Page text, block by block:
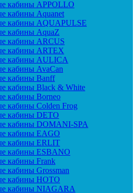
кабины APPOLLO
кабины Aquanet
кабины AQUAPULSE
кабины AquaZ
кабины ARCUS
кабины ARTEX
кабины AULICA
кабины AvaCan
кабины Banff
кабины Black & White
кабины Borneo
кабины Colden Frog
кабины DETO
кабины DOMANI-SPA
кабины EAGO
кабины ERLIT
кабины ESBANO
кабины Frank
кабины Grossman
кабины HOTO
кабины NIAGARA